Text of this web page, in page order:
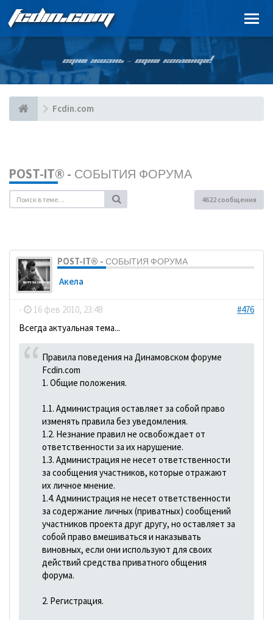
FCDIN.COM
ОДНА ЖИЗНЬ – ОДНА КОМАНДА!
Fcdin.com
POST-IT® - СОБЫТИЯ ФОРУМА
4622 сообщения
POST-IT® - СОБЫТИЯ ФОРУМА
Акела
- 16 фев 2010, 23:48
#476
Всегда актуальная тема...
Правила поведения на Динамовском форуме
Fcdin.com
1. Общие положения.
1.1. Администрация оставляет за собой право
изменять правила без уведомления.
1.2. Незнание правил не освобождает от
ответственности за их нарушение.
1.3. Администрация не несет ответственности
за сообщения участников, которые отражают
их личное мнение.
1.4. Администрация не несет ответственности
за содержание личных (приватных) сообщений
участников проекта друг другу, но оставляет за
собой право вмешиваться и наказывать
виновных, если они используют для своих
действий средства приватного общения
форума.
2. Регистрация.